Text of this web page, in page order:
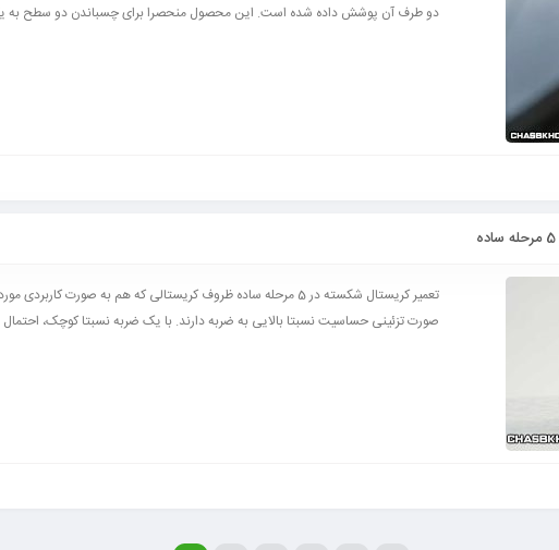
دو طرف آن پوشش داده شده است. این محصول منحصرا برای چسباندن دو سطح به
تعمیر کریستال شکسته در 5 مرحله ساده ظروف کریستالی که هم به صورت
صورت تزئینی حساسیت نسبتا بالایی به ضربه دارند. با یک ضربه نسبتا کوچک،